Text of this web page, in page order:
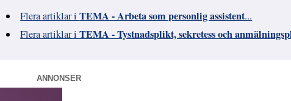
Flera artiklar iTEMA - Arbeta som personlig assistent...
Flera artiklar iTEMA - Tystnadsplikt, sekretess och
ANNONSER